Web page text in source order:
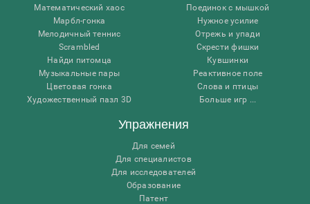
Математический хаос
Марбл-гонка
Мелодичный теннис
Scrambled
Найди питомца
Музыкальные пары
Цветовая гонка
Художественный пазл 3D
Поединок с мышкой
Нужное усилие
Отрежь и упади
Скрести фишки
Кувшинки
Реактивное поле
Слова и птицы
Больше игр ...
Упражнения
Для семей
Для специалистов
Для исследователей
Образование
Патент